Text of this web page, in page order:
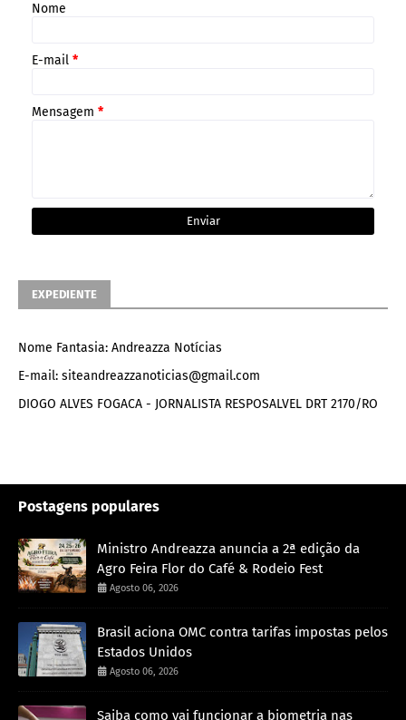
Nome
E-mail *
Mensagem *
EXPEDIENTE
Nome Fantasia: Andreazza Notícias
E-mail: siteandreazzanoticias@gmail.com
DIOGO ALVES FOGACA - JORNALISTA RESPOSALVEL DRT 2170/RO
Postagens populares
Ministro Andreazza anuncia a 2ª edição da
Agro Feira Flor do Café & Rodeio Fest
Agosto 06, 2026
Brasil aciona OMC contra tarifas impostas pelos
Estados Unidos
Agosto 06, 2026
Saiba como vai funcionar a biometria nas